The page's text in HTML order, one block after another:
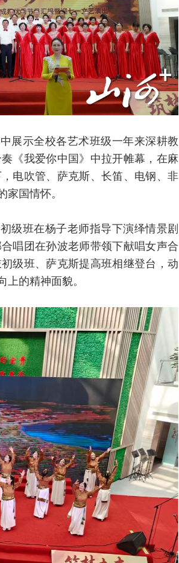
展示全校各艺术班级一年来深耕教
《我爱你中国》中拉开帷幕，在麻
电吹管、萨克斯、长笛、电钢、非
国情怀。
级班在杨子老师指导下演绎情景剧
唱团在孙波老师带领下献唱女声合
级班、萨克斯提高班相继登台，动
的精神面貌。